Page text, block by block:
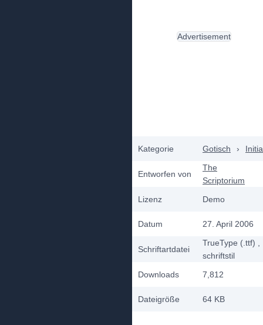
Kategorie Gotisch ›
Entworfen von
The
Scriptorium
Lizenz
Demo
Datum 27. April 2006
Schriftartdatei
TrueType (.ttf)
schriftstil
Downloads
7,812
Dateigröße 64 KB
Advertisement